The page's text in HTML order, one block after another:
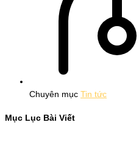
Chuyên mục Tin tức
Mục Lục Bài Viết